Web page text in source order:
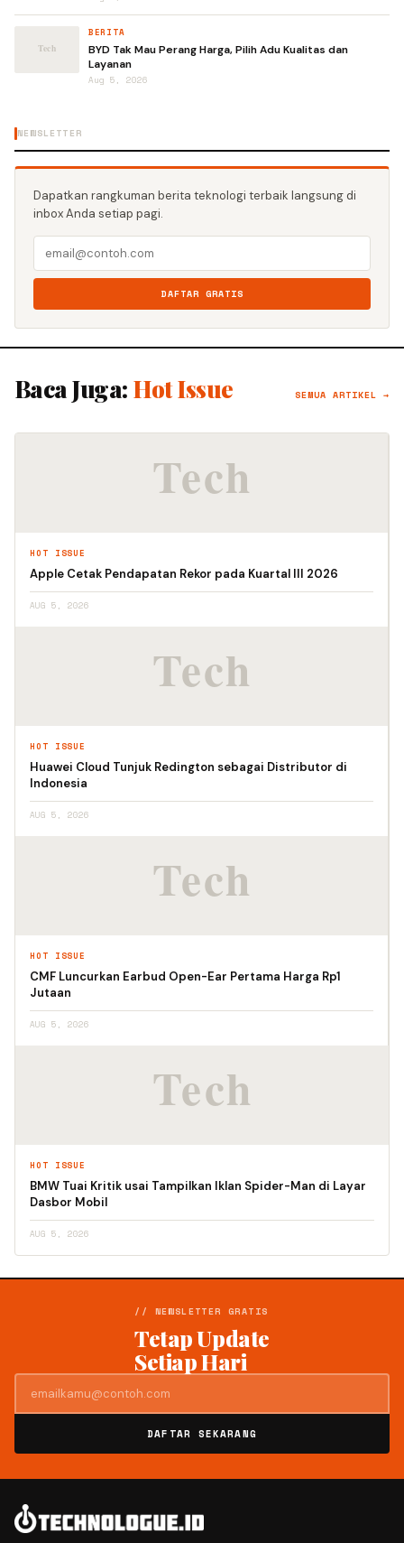
BERITA
BYD Tak Mau Perang Harga, Pilih Adu Kualitas dan
Layanan
Aug 5, 2026
NEWSLETTER
Dapatkan rangkuman berita teknologi terbaik langsung di
inbox Anda setiap pagi.
DAFTAR GRATIS
Baca Juga: Hot Issue SEMUA ARTIKEL →
HOT ISSUE
Apple Cetak Pendapatan Rekor pada Kuartal III 2026
AUG 5, 2026
HOT ISSUE
Huawei Cloud Tunjuk Redington sebagai Distributor di
Indonesia
AUG 5, 2026
HOT ISSUE
CMF Luncurkan Earbud Open-Ear Pertama Harga Rp1
Jutaan
AUG 5, 2026
HOT ISSUE
BMW Tuai Kritik usai Tampilkan Iklan Spider-Man di Layar
Dasbor Mobil
AUG 5, 2026
// NEWSLETTER GRATIS
Tetap Update
Setiap Hari
DAFTAR SEKARANG